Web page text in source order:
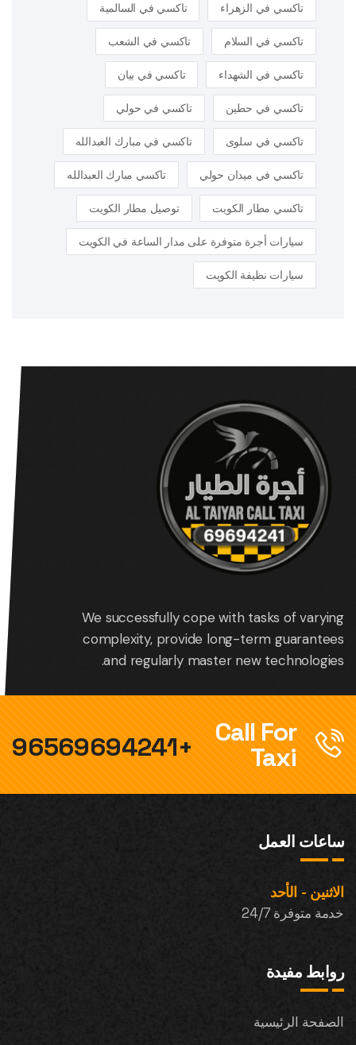
تاكسي في الزهراء تاكسي في السالمية
تاكسي في السلام تاكسي في الشعب
تاكسي في الشهداء تاكسي في بيان
تاكسي في حطين تاكسي في حولي
تاكسي في سلوى تاكسي في مبارك العبدالله
تاكسي في ميدان حولي تاكسي مبارك العبدالله
تاكسي مطار الكويت توصيل مطار الكويت
سيارات أجرة متوفرة على مدار الساعة في الكويت
سيارات نظيفة الكويت
We successfully cope with tasks of varying
complexity, provide long-term guarantees
and regularly master new technologies.
Call For
Taxi
+96569694241
ساعات العمل
الاثنين - الأحد
خدمة متوفرة 24/7
روابط مفيدة
الصفحة الرئيسية